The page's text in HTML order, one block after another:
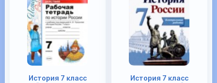
История 7 класс
История 7 класс